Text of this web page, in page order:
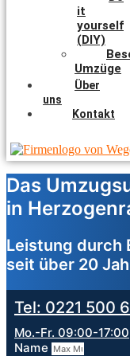
it
yourself
(DIY)
Umzüge
Über
uns
Kontakt
Das
in
Leistung durch
seit über 20
Tel: 0221 500
Mo.-Fr. 09:00-17:00
Name